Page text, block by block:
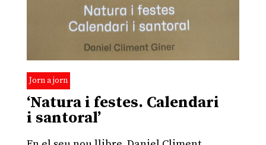
Jorn a jorn
‘Natura i festes. Calendari
i santoral’